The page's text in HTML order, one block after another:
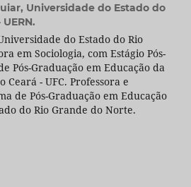
Universidade do Estado do
do Estado do Rio
em Sociologia, com Estágio Pós-
Pós-Graduação em Educação da
- UFC. Professora e
de Pós-Graduação em Educação
do Rio Grande do Norte.